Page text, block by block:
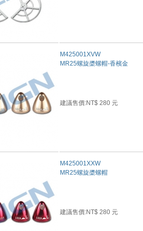
M425001XVW
MR25螺旋槳螺帽-香檳金
建議售價:NT$ 280 元
M425001XXW
MR25螺旋槳螺帽
建議售價:NT$ 280 元